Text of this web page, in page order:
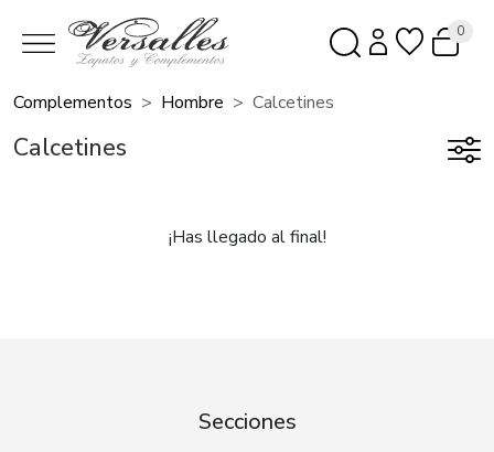
0
Complementos Hombre Calcetines
Calcetines
¡Has llegado al final!
Secciones